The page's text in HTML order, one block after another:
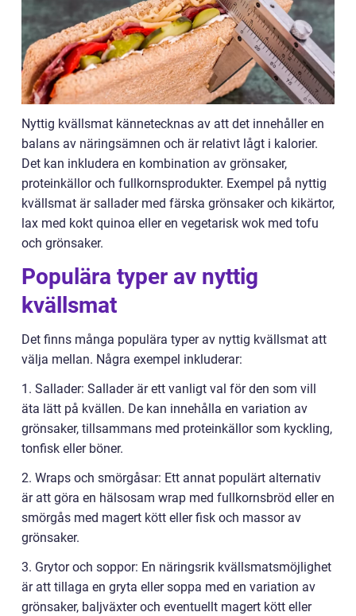
Nyttig kvällsmat kännetecknas av att det innehåller en
balans av näringsämnen och är relativt lågt i kalorier.
Det kan inkludera en kombination av grönsaker,
proteinkällor och fullkornsprodukter. Exempel på nyttig
kvällsmat är sallader med färska grönsaker och kikärtor,
lax med kokt quinoa eller en vegetarisk wok med tofu
och grönsaker.
Populära typer av nyttig
kvällsmat
Det finns många populära typer av nyttig kvällsmat att
välja mellan. Några exempel inkluderar:
1. Sallader: Sallader är ett vanligt val för den som vill
äta lätt på kvällen. De kan innehålla en variation av
grönsaker, tillsammans med proteinkällor som kyckling,
tonfisk eller böner.
2. Wraps och smörgåsar: Ett annat populärt alternativ
är att göra en hälsosam wrap med fullkornsbröd eller en
smörgås med magert kött eller fisk och massor av
grönsaker.
3. Grytor och soppor: En näringsrik kvällsmatsmöjlighet
är att tillaga en gryta eller soppa med en variation av
grönsaker, baljväxter och eventuellt magert kött eller